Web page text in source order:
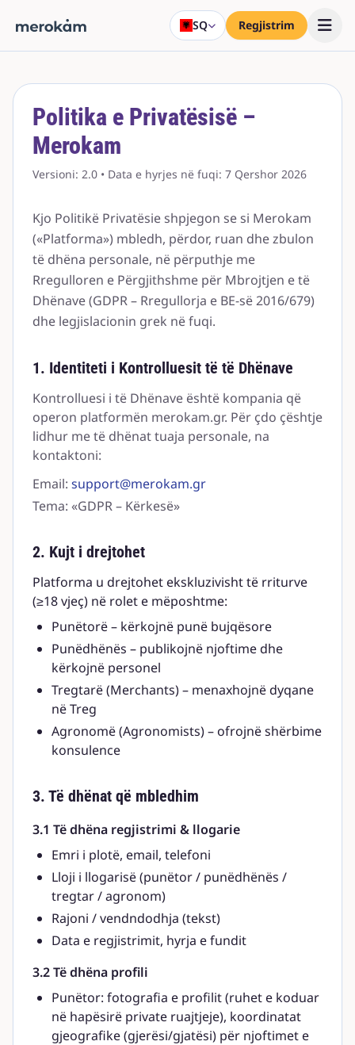
SQ Regjistrim
Politika e Privatësisë –
Merokam
Versioni: 2.0 • Data e hyrjes në fuqi: 7 Qershor 2026
Kjo Politikë Privatësie shpjegon se si Merokam
(«Platforma») mbledh, përdor, ruan dhe zbulon
të dhëna personale, në përputhje me
Rregulloren e Përgjithshme për Mbrojtjen e të
Dhënave (GDPR – Rregullorja e BE-së 2016/679)
dhe legjislacionin grek në fuqi.
1. Identiteti i Kontrolluesit të të Dhënave
Kontrolluesi i të Dhënave është kompania që
operon platformën merokam.gr. Për çdo çështje
lidhur me të dhënat tuaja personale, na
kontaktoni:
Email: support@merokam.gr
Tema: «GDPR – Kërkesë»
2. Kujt i drejtohet
Platforma u drejtohet ekskluzivisht të rriturve
(≥18 vjeç) në rolet e mëposhtme:
Punëtorë – kërkojnë punë bujqësore
Punëdhënës – publikojnë njoftime dhe
kërkojnë personel
Tregtarë (Merchants) – menaxhojnë dyqane
në Treg
Agronomë (Agronomists) – ofrojnë shërbime
konsulence
3. Të dhënat që mbledhim
3.1 Të dhëna regjistrimi & llogarie
Emri i plotë, email, telefoni
Lloji i llogarisë (punëtor / punëdhënës /
tregtar / agronom)
Rajoni / vendndodhja (tekst)
Data e regjistrimit, hyrja e fundit
3.2 Të dhëna profili
Punëtor: fotografia e profilit (ruhet e koduar
në hapësirë private ruajtjeje), koordinatat
gjeografike (gjerësi/gjatësi) për njoftimet e